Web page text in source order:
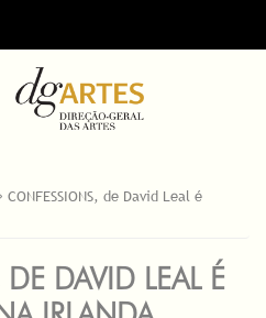
CONFESSIONS, de David Leal é
DAVID LEAL É